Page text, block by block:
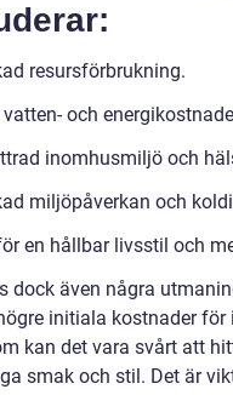
resursförbrukning.
och
inomhusmiljö och
miljöpåverkan och
en hållbar livsstil och
dock även några
initiala kostnader
kan det vara svårt att
smak och stil. Det är